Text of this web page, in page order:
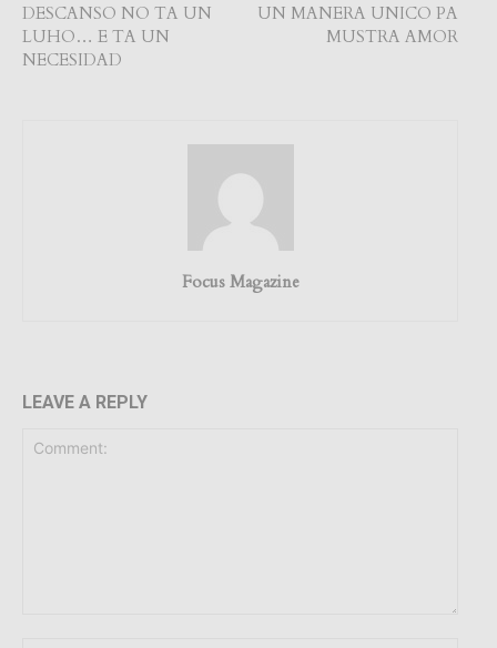
DESCANSO NO TA UN
LUHO… E TA UN
NECESIDAD
UN MANERA UNICO PA
MUSTRA AMOR
Focus Magazine
LEAVE A REPLY